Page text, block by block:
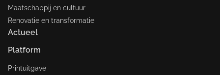
Maatschappij en cultuur
Renovatie en transformatie
Actueel
Platform
Printuitgave